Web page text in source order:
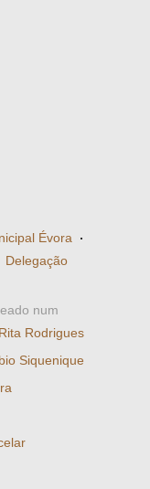
Évora ·
Delegação
num
Rodrigues
Siquenique